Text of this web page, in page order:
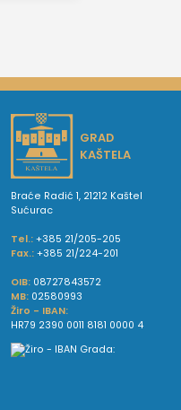
GRAD
KAŠTELA
Braće Radić 1, 21212 Kaštel
Sućurac
Tel.: +385 21/205-205
Fax.: +385 21/224-201
OIB: 08727843572
MB: 02580993
Žiro - IBAN:
HR79 2390 0011 8181 0000 4